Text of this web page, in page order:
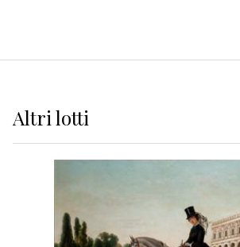
Altrilotti